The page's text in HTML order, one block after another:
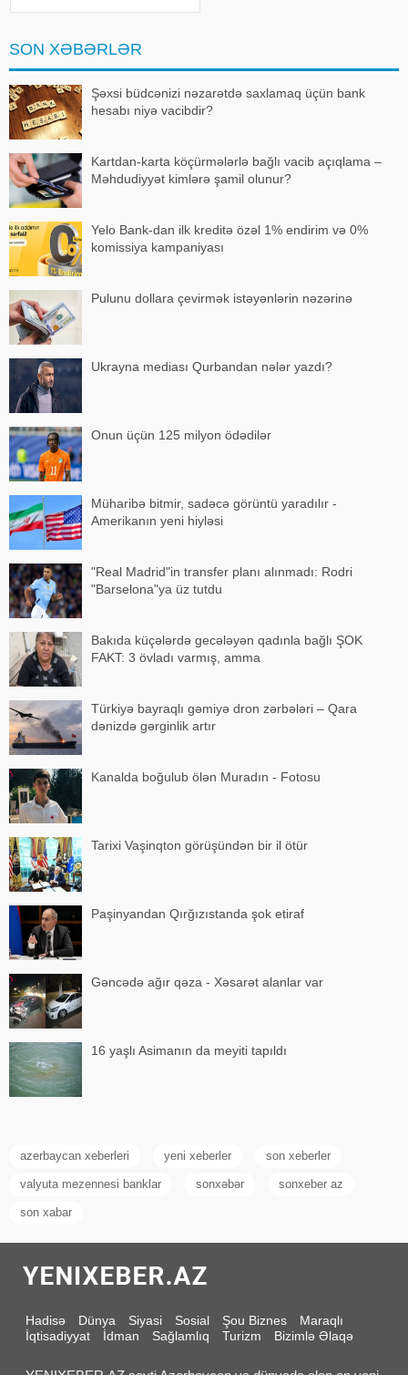
Əməkdaşlıq və Həmrəylik
Vəqfinin (TADİV) və
SON XƏBƏRLƏR
Şəxsi büdcənizi nəzarətdə saxlamaq üçün bank
hesabı niyə vacibdir?
Kartdan-karta köçürmələrlə bağlı vacib açıqlama –
Məhdudiyyət kimlərə şamil olunur?
Yelo Bank-dan ilk kreditə özəl 1% endirim və 0%
komissiya kampaniyası
Pulunu dollara çevirmək istəyənlərin nəzərinə
Ukrayna mediası Qurbandan nələr yazdı?
Onun üçün 125 milyon ödədilər
Müharibə bitmir, sadəcə görüntü yaradılır -
Amerikanın yeni hiyləsi
"Real Madrid"in transfer planı alınmadı: Rodri
"Barselona"ya üz tutdu
Bakıda küçələrdə gecələyən qadınla bağlı ŞOK
FAKT: 3 övladı varmış, amma
Türkiyə bayraqlı gəmiyə dron zərbələri – Qara
dənizdə gərginlik artır
Kanalda boğulub ölən Muradın - Fotosu
Tarixi Vaşinqton görüşündən bir il ötür
Paşinyandan Qırğızıstanda şok etiraf
Gəncədə ağır qəza - Xəsarət alanlar var
16 yaşlı Asimanın da meyiti tapıldı
azerbaycan xeberleri yeni xeberler son xeberler
valyuta mezennesi banklar sonxəbər sonxeber az
son xabar
Hadisə Dünya Siyasi Sosial Şou Biznes
Maraqlı
İqtisadiyyat
İdman Sağlamlıq Turizm Bizimlə Əlaqə